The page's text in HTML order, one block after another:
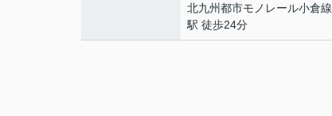
北九州都市モノレール小倉線
駅 徒歩24分